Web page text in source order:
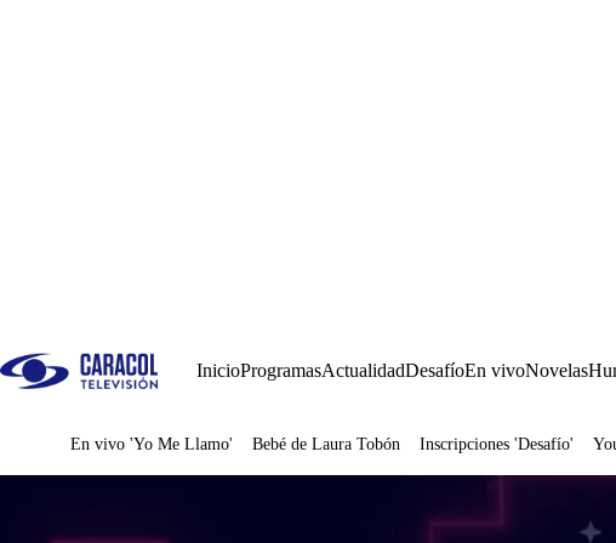
InicioProgramasActualidadDesafíoEn vivoNovelas
Juegos
En vivo 'Yo Me Llamo' Bebé de Laura Tobón Inscripciones 'Desafío'